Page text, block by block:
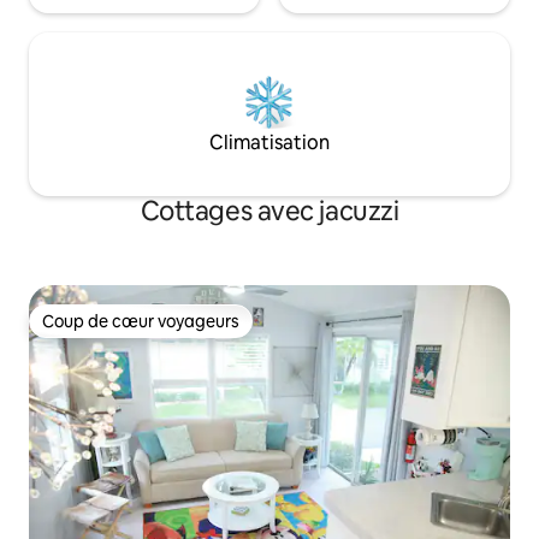
Climatisation
Cottages avec jacuzzi
Coup de cœur voyageurs
Coup de cœur voyageurs